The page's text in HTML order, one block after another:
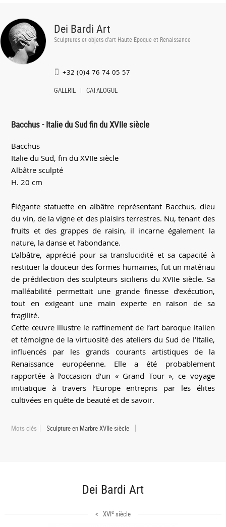
Dei Bardi Art
Sculptures et objets d'art Haute Epoque et Renaissance
+32 (0)4 76 74 05 57
GALERIE CATALOGUE
Bacchus - Italie du Sud fin du XVIIe siècle
Bacchus
Italie du Sud, fin du XVIIe siècle
Albâtre sculpté
H. 20 cm
Élégante statuette en albâtre représentant Bacchus, dieu
du vin, de la vigne et des plaisirs terrestres. Nu, tenant des
fruits et des grappes de raisin, il incarne également la
nature, la danse et l’abondance.
L’albâtre, apprécié pour sa translucidité et sa capacité à
restituer la douceur des formes humaines, fut un matériau
de prédilection des sculpteurs siciliens du XVIIe siècle. Sa
malléabilité permettait une grande finesse d’exécution,
tout en exigeant une main experte en raison de sa
fragilité.
Cette œuvre illustre le raffinement de l’art baroque italien
et témoigne de la virtuosité des ateliers du Sud de l’Italie,
influencés par les grands courants artistiques de la
Renaissance européenne. Elle a été probablement
rapportée à l’occasion d’un « Grand Tour », ce voyage
initiatique à travers l’Europe entrepris par les élites
cultivées en quête de beauté et de savoir.
Mots clés Sculpture en Marbre XVIIe siècle
Dei Bardi Art
< XVIesiècle